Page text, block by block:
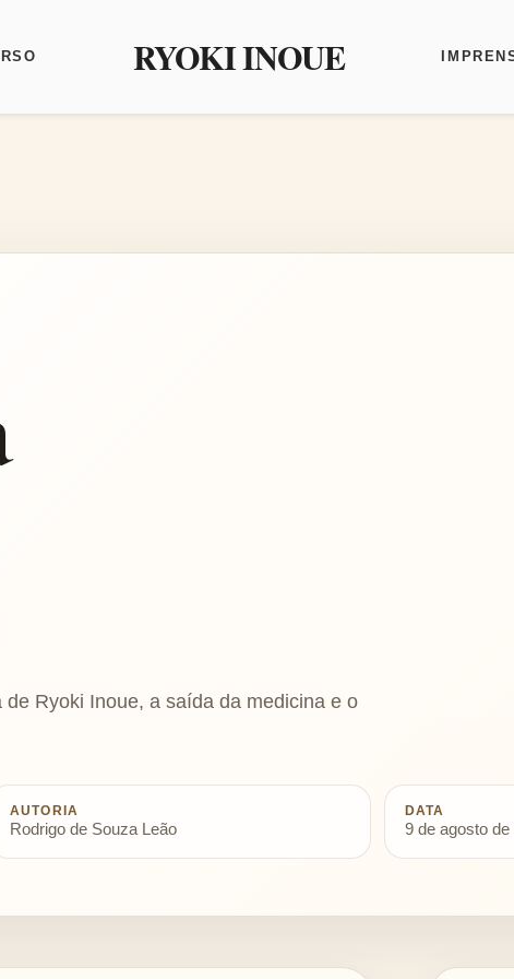
RYOKI INOUE
Ryoki Inoue, a saída da medicina e o
AUTORIA
Rodrigo de Souza Leão
DATA
9 de agosto de